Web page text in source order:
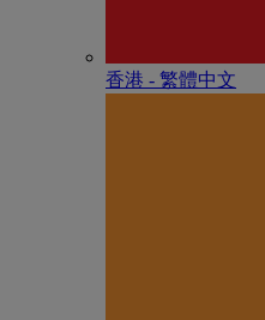
香港 - 繁體中文